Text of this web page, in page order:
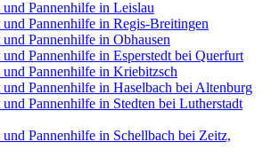
Pannenhilfe in Leislau
Pannenhilfe in Regis-Breitingen
Pannenhilfe in Obhausen
Pannenhilfe in Esperstedt bei Querfurt
und Pannenhilfe in Kriebitzsch
Pannenhilfe in Haselbach bei Altenburg
Pannenhilfe in Stedten bei Lutherstadt
Pannenhilfe in Schellbach bei Zeitz,